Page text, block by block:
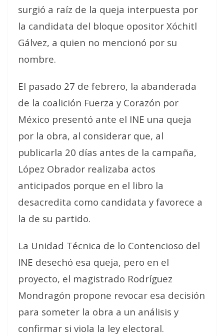
surgió a raíz de la queja interpuesta por
la candidata del bloque opositor Xóchitl
Gálvez, a quien no mencionó por su
nombre.
El pasado 27 de febrero, la abanderada
de la coalición Fuerza y Corazón por
México presentó ante el INE una queja
por la obra, al considerar que, al
publicarla 20 días antes de la campaña,
López Obrador realizaba actos
anticipados porque en el libro la
desacredita como candidata y favorece a
la de su partido.
La Unidad Técnica de lo Contencioso del
INE desechó esa queja, pero en el
proyecto, el magistrado Rodríguez
Mondragón propone revocar esa decisión
para someter la obra a un análisis y
confirmar si viola la ley electoral.